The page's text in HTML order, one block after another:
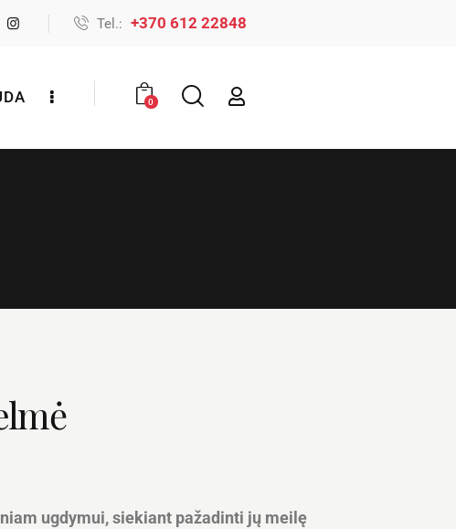
Tel.: +370 612 22848
0
ugdymui, siekiant pažadinti jų meilę